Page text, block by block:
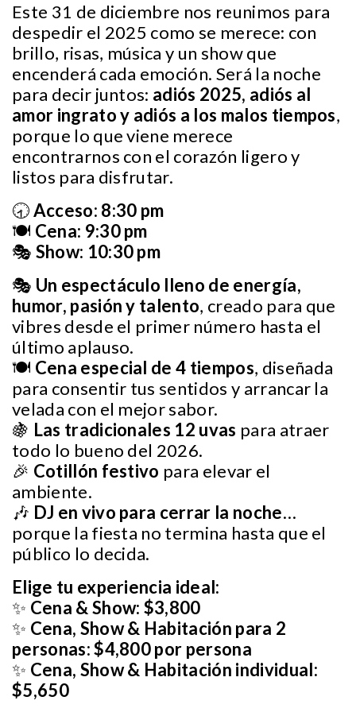
Este 31 de diciembre nos reunimos para
despedir el 2025 como se merece: con
brillo, risas, música y un show que
encenderá cada emoción. Será la noche
para decir juntos: adiós 2025, adiós al
amor ingrato y adiós a los malos tiempos,
porque lo que viene merece
encontrarnos con el corazón ligero y
listos para disfrutar.
🕣Acceso: 8:30 pm
🍽️ Cena: 9:30 pm
🎭 Show: 10:30 pm
🎭 Un espectáculo lleno de energía,
humor, pasión y talento, creado para que
vibres desde el primer número hasta el
último aplauso.
🍽️ Cena especial de 4 tiempos, diseñada
para consentir tus sentidos y arrancar la
velada con el mejor sabor.
🍇 Las tradicionales 12 uvas para atraer
todo lo bueno del 2026.
🎉 Cotillón festivo para elevar el
ambiente.
🎶 DJ en vivo para cerrar la noche…
porque la fiesta no termina hasta que el
público lo decida.
Elige tu experiencia ideal:
✨ Cena & Show: $3,800
✨ Cena, Show & Habitación para 2
personas:$4,800 por persona
✨ Cena, Show & Habitación individual:
$5,650